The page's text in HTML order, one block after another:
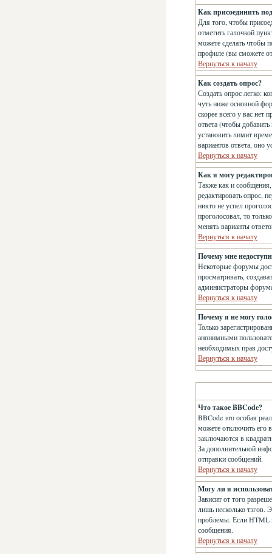
Как присоединить
Для того, чтобы
отметить галочкой
можете сделать чтобы
профиле (вы сможете
Вернуться к началу
Как создать опрос?
Создать опрос легко:
чуть ниже основной
скорее всего у вас нет
ответа (чтобы
установить лимит
вариантов ответа, оно
Вернуться к началу
Как я могу
Также как и
редактировать опрос,
никто не успел
проголосовал, то
менять варианты
Вернуться к началу
Почему мне
Некоторые форумы
просматривать,
администраторы
Вернуться к началу
Почему я не могу
Только
анонимными
необходимых прав
Вернуться к началу
Что такое BBCode?
BBCode это особая
можете отключить его
заключаются в
За дополнительной
отправки сообщений.
Вернуться к началу
Могу ли я
Зависит от того
лишь несколько тэгов.
проблемы. Если HTML
сообщения.
Вернуться к началу